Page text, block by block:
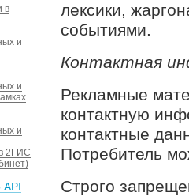
в
и
и
и
2ГИС
лексики,
событиями.
Контактная
Рекламные
контактную
контактные
Потребитель
Строго